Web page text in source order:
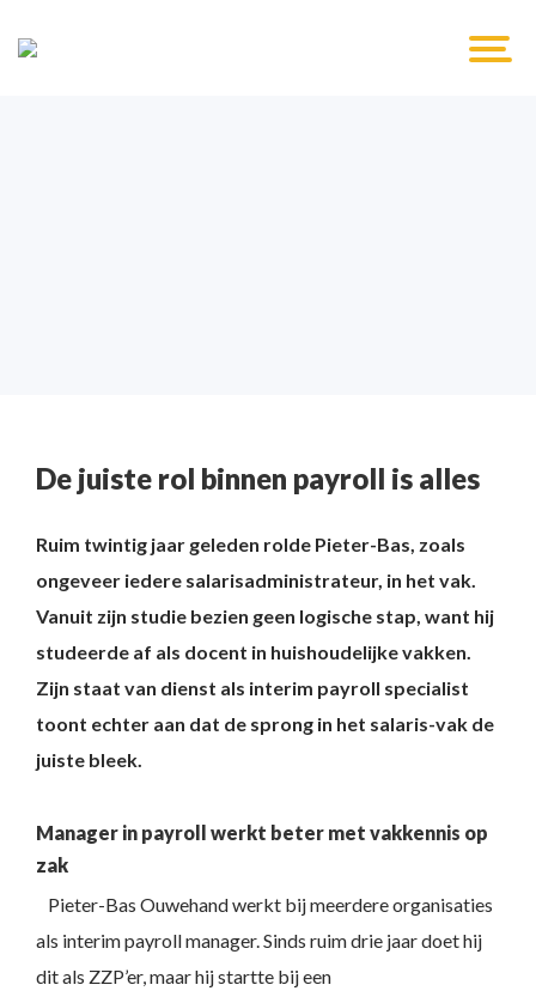
De juiste rol binnen payroll is alles
Ruim twintig jaar geleden rolde Pieter-Bas, zoals
ongeveer iedere salarisadministrateur, in het vak.
Vanuit zijn studie bezien geen logische stap, want hij
studeerde af als docent in huishoudelijke vakken.
Zijn staat van dienst als interim payroll specialist
toont echter aan dat de sprong in het salaris-vak de
juiste bleek.
Manager in payroll werkt beter met vakkennis op
zak
Pieter-Bas Ouwehand werkt bij meerdere organisaties
als interim payroll manager. Sinds ruim drie jaar doet hij
dit als ZZP’er, maar hij startte bij een